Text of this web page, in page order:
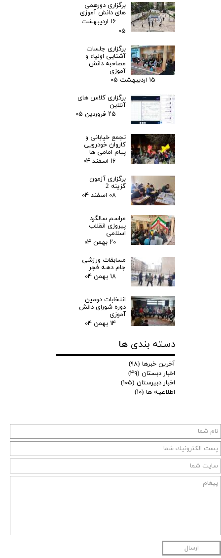
ارسال
برگزاری دورهمی
های دانش آموزی
۱۶ اردیبهشت
۰۵
برگزاری جلسات
آشنایی اولیاء و
مصاحبه دانش
آموزی
۱۵ اردیبهشت ۰۵
برگزاری کلاس های
آنلاین
۲۵ فروردین ۰۵
تجمع خیابانی و
کاروان خودرویی
پیام امامی ها
۱۶ اسفند ۰۴
برگزاری آزمون
گزینه 2
۰۸ اسفند ۰۴
مراسم سالگرد
پیروزی انقلاب
اسلامی
۲۰ بهمن ۰۴
مسابقات ورزشی
جام دهـه فجر
۱۸ بهمن ۰۴
انتخابات دومین
دوره شورای دانش
آموزی
۱۴ بهمن ۰۴
دسته بندی ها
آخرین خبرها (۹۸)
اخبار دبستان (۴۹)
اخبار دبیرستان (۱۰۵)
اطلاعیـه ها (۱۰)